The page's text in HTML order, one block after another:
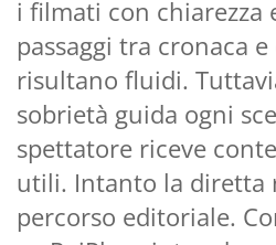
i filmati con chiarezza
passaggi tra cronaca
risultano fluidi.
sobrietà guida ogni
spettatore riceve
utili. Intanto la diretta
percorso editoriale.